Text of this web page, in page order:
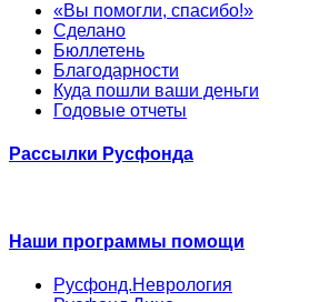
«Вы помогли, спасибо!»
Сделано
Бюллетень
Благодарности
Куда пошли ваши деньги
Годовые отчеты
Рассылки Русфонда
Наши программы помощи
Русфонд.Неврология